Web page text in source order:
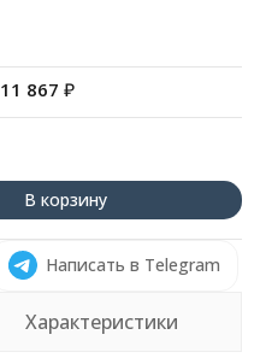
11 867 ₽
В корзину
Написать в Telegram
Характеристики